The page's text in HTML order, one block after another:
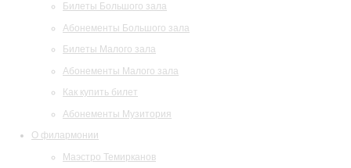
Билеты Большого зала
Абонементы Большого зала
Билеты Малого зала
Абонементы Малого зала
Как купить билет
Абонементы Музитория
О филармонии
Маэстро Темирканов